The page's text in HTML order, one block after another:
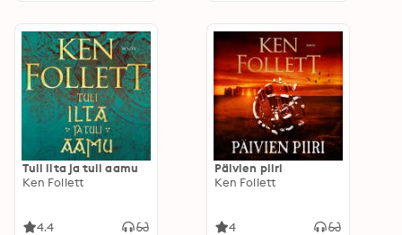
Tuli ilta ja tuli aamu
Ken Follett
4.4
Päivien piiri
Ken Follett
4